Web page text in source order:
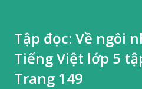
Tập đọc: Về ngôi
Tiếng Việt lớp 5
Trang 149